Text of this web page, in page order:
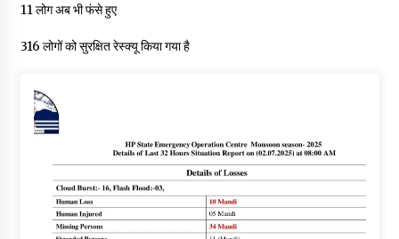
11 लोग अब भी फंसे हुए
316 लोगों को सुरक्षित रेस्क्यू किया गया है